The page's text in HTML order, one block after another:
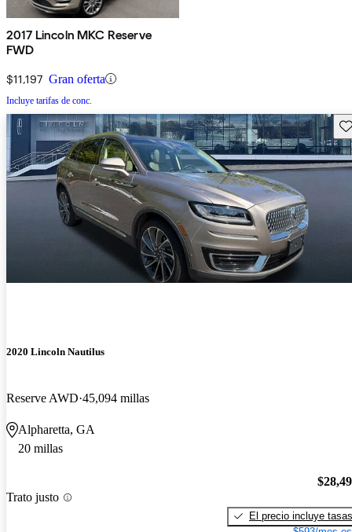
2017 Lincoln MKC Reserve
FWD
$11,197 Gran oferta
Incluye tarifas de conc.
2020 Lincoln Nautilus
Reserve AWD 45,094 millas
Alpharetta, GA
20 millas
Trato justo
El precio incluye tasas